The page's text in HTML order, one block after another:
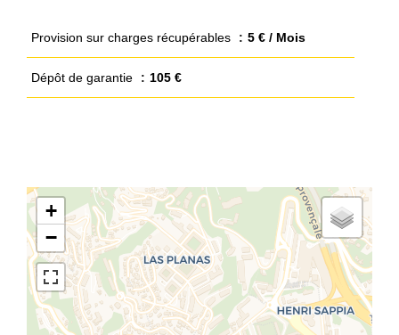
Provision sur charges récupérables 5 € / Mois
Dépôt de garantie 105 €
+
−